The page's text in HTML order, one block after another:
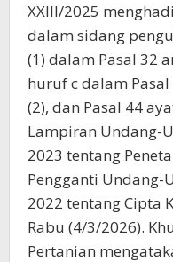
XXIII/2025
dalam sidang
(1) dalam Pasal 32
huruf c dalam
(2), dan Pasal 44
Lampiran Undang-
2023 tentang
Pengganti Undang-
2022 tentang Cipta
Rabu (4/3/2026).
Pertanian